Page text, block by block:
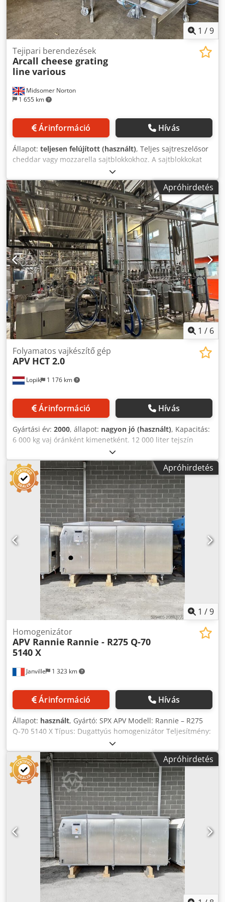
1 /9
Midsomer Norton
1 655 km
Tejipari berendezések
Arcall cheese grating
line various
Árinformáció Hívás
Állapot: teljesen felújított (használt), Teljes sajtreszelősor
cheddar vagy mozzarella sajtblokkokhoz. A sajtblokkokat
felkockázzák és a sajtreszelőbe vezetik, majd egy
szállítószalagon felfelé porral adagolják és megdobálják.
Arcall sajtvágó, szállítószalag, Urschel CC reszelő, ferde
szállítószalag és keverődob. Óránként 1 000 kg reszelt sajt
előállítására képes. A reszelt sajt vonalhoz egy
mérlegzsákoló rendszer is hozzáadható. Dwodpfx Ajp T
Tghopcsa
Apróhirdetés
1 / 6
Lopik 1 176 km
Folyamatos vajkészítő gép
APV HCT 2.0
Árinformáció Hívás
Gyártási év: 2000, állapot: nagyon jó (használt), Kapacitás:
6 000 kg vaj óránként kimenetként. 12 000 liter tejszín
óránként bemenetként. Dwodszc H Hhepfx Apcea
Apróhirdetés
1 /9
Janville 1 323 km
Homogenizátor
APV Rannie Rannie - R275 Q-70
5140 X
Árinformáció Hívás
Állapot: használt, Gyártó: SPX APV Modell: Rannie – R275
Q-70 5140 X Típus: Dugattyús homogenizátor Teljesítmény:
250 kW Maximális nyomás: 300 bar Maximális kapacitás: 27
000 l/óra Rozsdamentes acél burkolat, előzetes
hangszigeteléssel. Dugattyúk száma: 5 Dsdpex R A E Rsfx
Apcjwa Homogenizáló fokozat / hatás: 2 Padlótámasz
elérhető, de a fotókon nem látható. Második, azonos
egység elérhető: Osertech hivatkozási szám #12048.
Apróhirdetés